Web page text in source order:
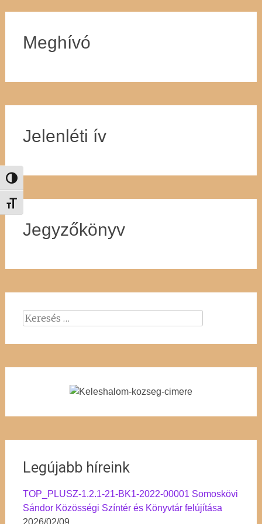
Nagy kontraszt váltása
Betűméret váltása
Meghívó
Jelenléti ív
Jegyzőkönyv
Keresés:
Legújabb híreink
TOP_PLUSZ-1.2.1-21-BK1-2022-00001 Somoskövi
Sándor Közösségi Színtér és Könyvtár felújítása
2026/02/09